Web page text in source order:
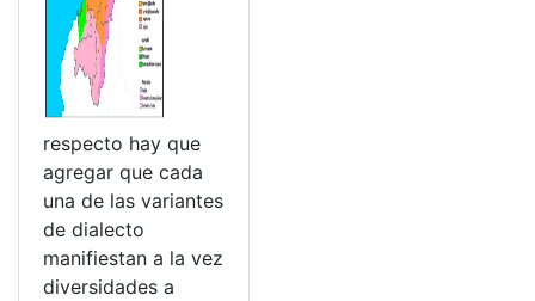
respecto hay que
agregar que cada
una de las variantes
de dialecto
manifiestan a la vez
diversidades a